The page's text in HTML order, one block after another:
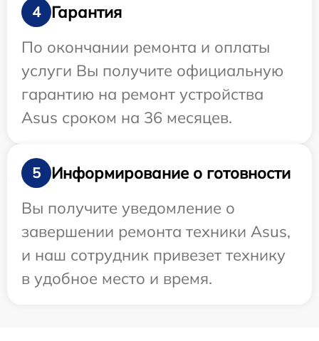
4
Гарантия
По окончании ремонта и оплаты
услуги Вы получите официальную
гарантию на ремонт устройства
Asus сроком на 36 месяцев.
5
Информирование о готовности
Вы получите уведомление о
завершении ремонта техники Asus,
и наш сотрудник привезет технику
в удобное место и время.